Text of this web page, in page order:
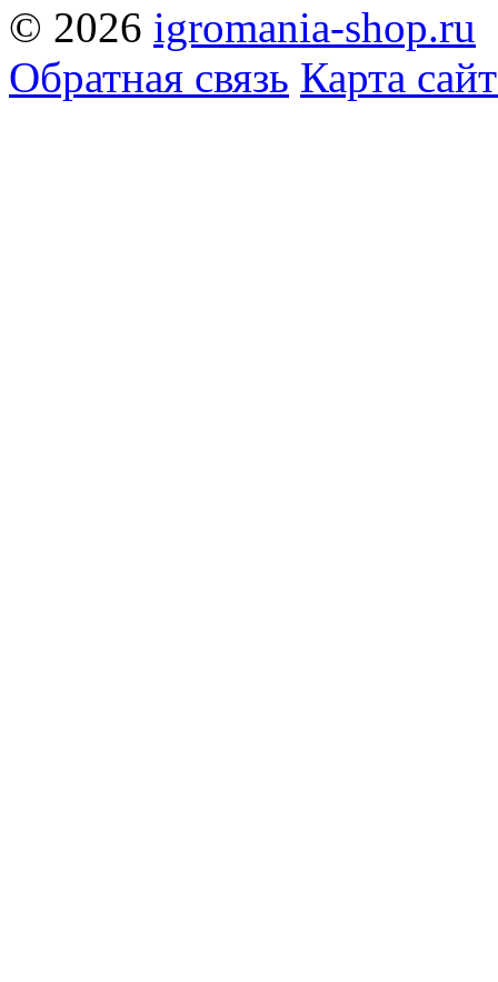
© 2026 igromania-shop.ru
Обратная связь Карта